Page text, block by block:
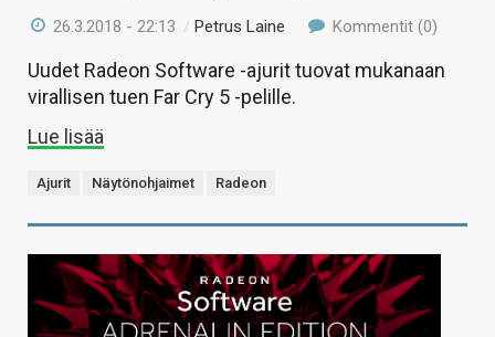
26.3.2018 - 22:13 /Petrus Laine Kommentit (0)
Uudet Radeon Software -ajurit tuovat mukanaan
virallisen tuen Far Cry 5 -pelille.
Lue lisää
Ajurit Näytönohjaimet Radeon